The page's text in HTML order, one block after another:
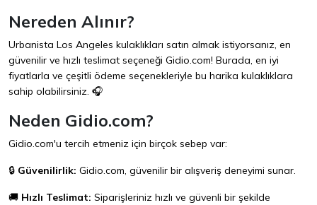
Nereden Alınır?
Urbanista Los Angeles kulaklıkları satın almak istiyorsanız, en
güvenilir ve hızlı teslimat seçeneği Gidio.com! Burada, en iyi
fiyatlarla ve çeşitli ödeme seçenekleriyle bu harika kulaklıklara
sahip olabilirsiniz. 🎧
Neden Gidio.com?
Gidio.com'u tercih etmeniz için birçok sebep var:
🔒 Güvenilirlik: Gidio.com, güvenilir bir alışveriş deneyimi sunar.
🚚 Hızlı Teslimat: Siparişleriniz hızlı ve güvenli bir şekilde